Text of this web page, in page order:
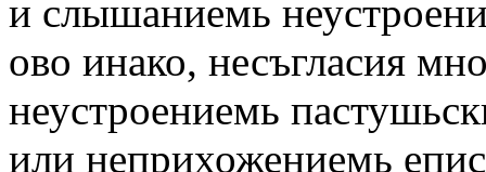
и слышаниемь
ово инако, несъгласия
неустроениемь
или неприхожениемь